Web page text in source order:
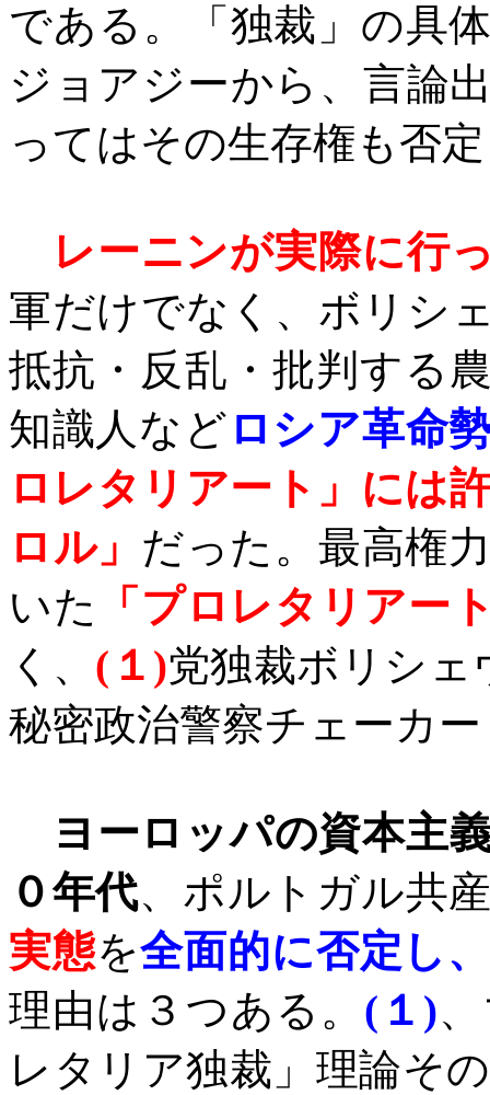
である。「独裁」の具
ジョアジーから、言論
ってはその生存権も否
レーニンが実際に行
軍だけでなく、ボリシ
抵抗・反乱・批判する
知識人など ロシア革命
ロレタリアート」には
ロル」 だった。最高権
いた
「プロレタリアー
く、 ( １ )党独裁ボリシェ
秘密政治警察チェーカ
ヨーロッパの資本主
０年代、ポルトガル共
実態を全面的に否定し
理由は３つある。 ( １ )、
レタリア独裁」理論そ